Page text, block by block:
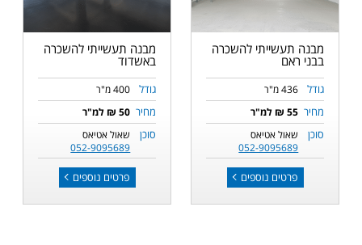
מבנה תעשייתי להשכרה
בבני ראם
גודל 436 מ"ר
מחיר 55 ₪ למ"ר
סוכן
שאול אטיאס
052-9095689
פרטים נוספים
מבנה תעשייתי להשכרה
באשדוד
גודל 400 מ"ר
מחיר 50 ₪ למ"ר
סוכן
שאול אטיאס
052-9095689
פרטים נוספים